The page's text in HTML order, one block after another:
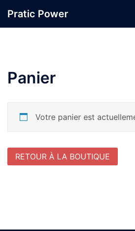
auPratic Power
Panier
Votre panier est
RETOUR À LA BOUTIQUE